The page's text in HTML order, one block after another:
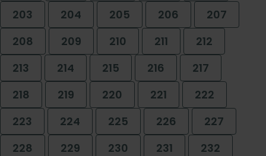
203
204 205 206
207
208
209 210 211
212
213
214 215 216
217
218
219 220 221
222
223
224 225 226
227
228
229 230 231
232